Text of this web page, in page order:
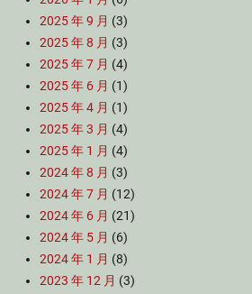
2025 年 9 月 (3)
2025 年 8 月 (3)
2025 年 7 月 (4)
2025 年 6 月 (1)
2025 年 4 月 (1)
2025 年 3 月 (4)
2025 年 1 月 (4)
2024 年 8 月 (3)
2024 年 7 月 (12)
2024 年 6 月 (21)
2024 年 5 月 (6)
2024 年 1 月 (8)
2023 年 12 月 (3)